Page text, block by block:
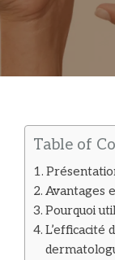
Table of
Avantages
Pourquoi
L’efficacité